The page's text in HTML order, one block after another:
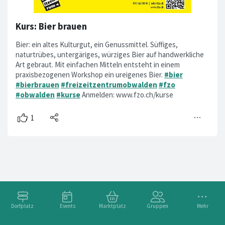
Dorfplatz Events Marktplatz Gruppen Mehr
Kurs: Bier brauen
Bier: ein altes Kulturgut, ein Genussmittel. Süffiges,
naturtrübes, untergäriges, würziges Bier auf handwerkliche
Art gebraut. Mit einfachen Mitteln entsteht in einem
praxisbezogenen Workshop ein ureigenes Bier. #bier
#bierbrauen #freizeitzentrumobwalden #fzo
#obwalden #kurseAnmelden: www.fzo.ch/kurse